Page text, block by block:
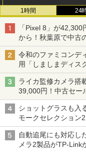
1時間 24
「Pixel 8」が
から！秋葉原で中古
令和のファミコンデ
用「しましまディス
ライカ監修カメラ搭
39,000円！中古セー
ショットグラスも入
モークセレクション
自動追尾にも対応し
メラ2製品がTP-Link